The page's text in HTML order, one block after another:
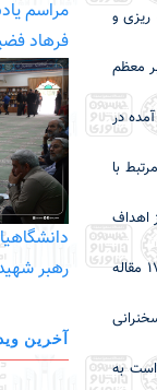
ریزی و
معظم
در
با
اهداف
در ادامه دبیر دومین کنفرانس آموزش مهندسی ایران نیز تعداد مقالات رسیده به این کنفرانس را 114 مقاله عنوان کرد و گفت: 88 مقاله بصورت شفاهی و 17 مقاله
و سخنرانی
است به
مراسم
فرهاد
رهبر
آخرین